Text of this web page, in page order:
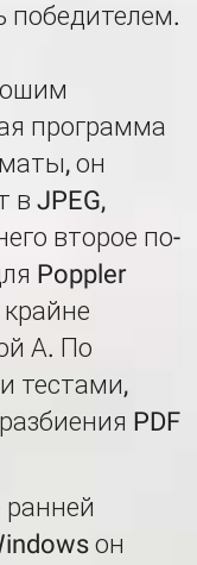
победителем.
программа
он
в JPEG,
второе по-
Poppler
А. По
тестами,
PDF
ранней
он